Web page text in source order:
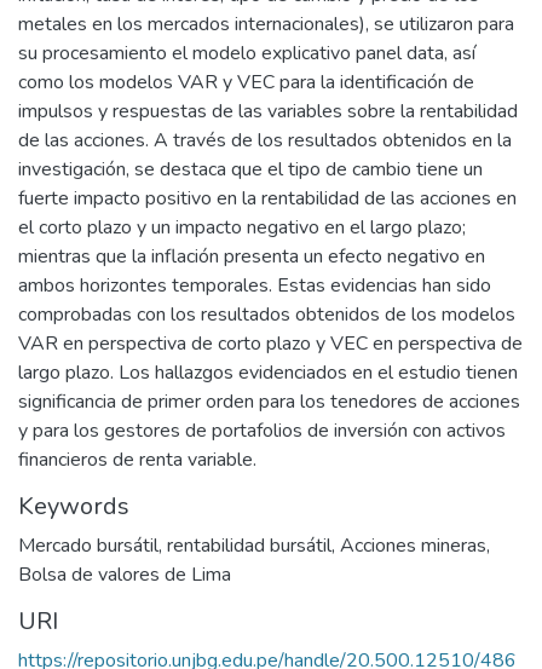
metales en los mercados internacionales), se utilizaron para
su procesamiento el modelo explicativo panel data, así
como los modelos VAR y VEC para la identificación de
impulsos y respuestas de las variables sobre la rentabilidad
de las acciones. A través de los resultados obtenidos en la
investigación, se destaca que el tipo de cambio tiene un
fuerte impacto positivo en la rentabilidad de las acciones en
el corto plazo y un impacto negativo en el largo plazo;
mientras que la inflación presenta un efecto negativo en
ambos horizontes temporales. Estas evidencias han sido
comprobadas con los resultados obtenidos de los modelos
VAR en perspectiva de corto plazo y VEC en perspectiva de
largo plazo. Los hallazgos evidenciados en el estudio tienen
significancia de primer orden para los tenedores de acciones
y para los gestores de portafolios de inversión con activos
financieros de renta variable.
Keywords
Mercado bursátil, rentabilidad bursátil, Acciones mineras,
Bolsa de valores de Lima
URI
https://repositorio.unjbg.edu.pe/handle/20.500.12510/486